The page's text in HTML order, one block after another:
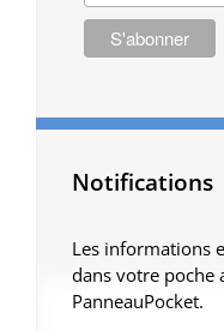
Notifications
Les informations
dans votre poche
PanneauPocket.